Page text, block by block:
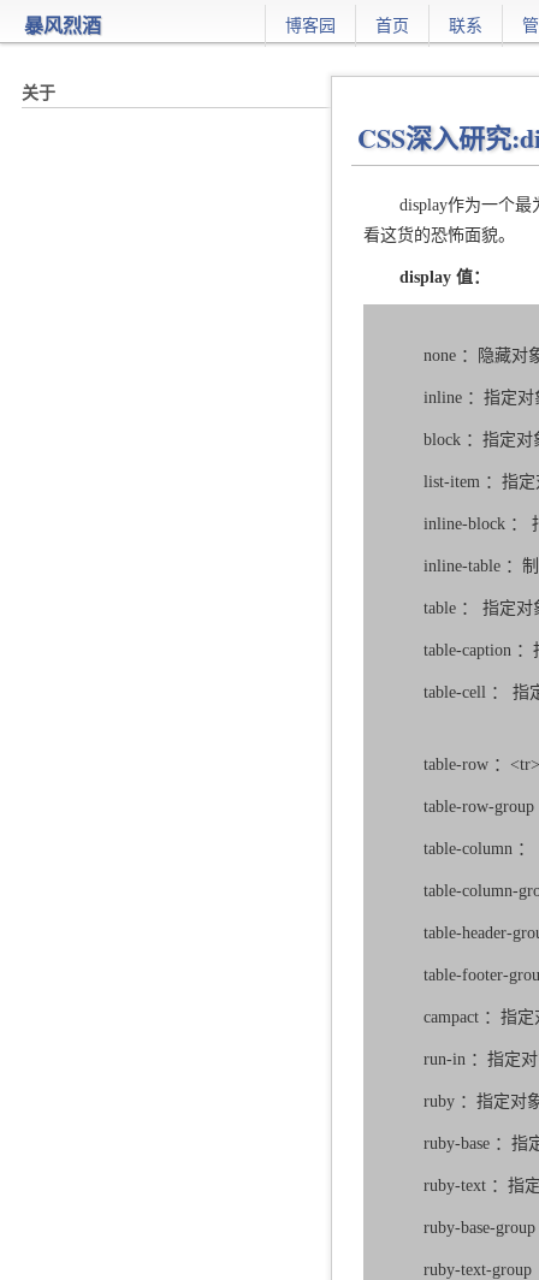
暴风烈酒 博客园 首页 联系
CSS深入研究
display作为一个
看这货的恐怖面貌。
display 值：
none ：隐藏对
inline ：指定
block ：指定对
list-item ：指
inline-block ：
inline-table ：
table ： 指定对
table-caption
table-cell ： 指
table-row ：<tr>
table-row-
table-column ：
table-column-
table-header-
table-footer-
campact ：指
run-in ：指定
ruby ：指定对
ruby-base ：指
ruby-text ：指
ruby-base-
ruby-text-